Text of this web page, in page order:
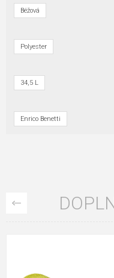
Béžová
Polyester
34,5 L
Enrico Benetti